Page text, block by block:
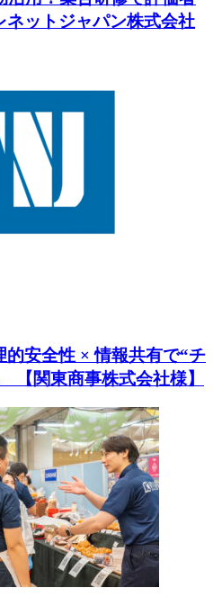
ットジャパン株式会社
安全性 × 情報共有で“チ
関東商事株式会社様】